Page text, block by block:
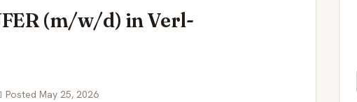
(m/w/d) in Verl-
Posted May 25, 2026